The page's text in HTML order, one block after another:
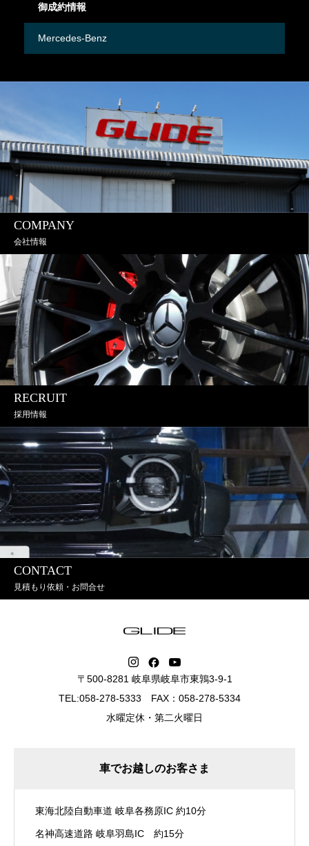
御成約情報
Mercedes-Benz
COMPANY
会社情報
RECRUIT
採用情報
CONTACT
見積もり依頼・お問合せ
〒500-8281 岐阜県岐阜市東鶉3-9-1
TEL:058-278-5333 FAX：058-278-5334
水曜定休・第二火曜日
車でお越しのお客さま
東海北陸自動車道 岐阜各務原IC 約10分
名神高速道路 岐阜羽島IC 約15分